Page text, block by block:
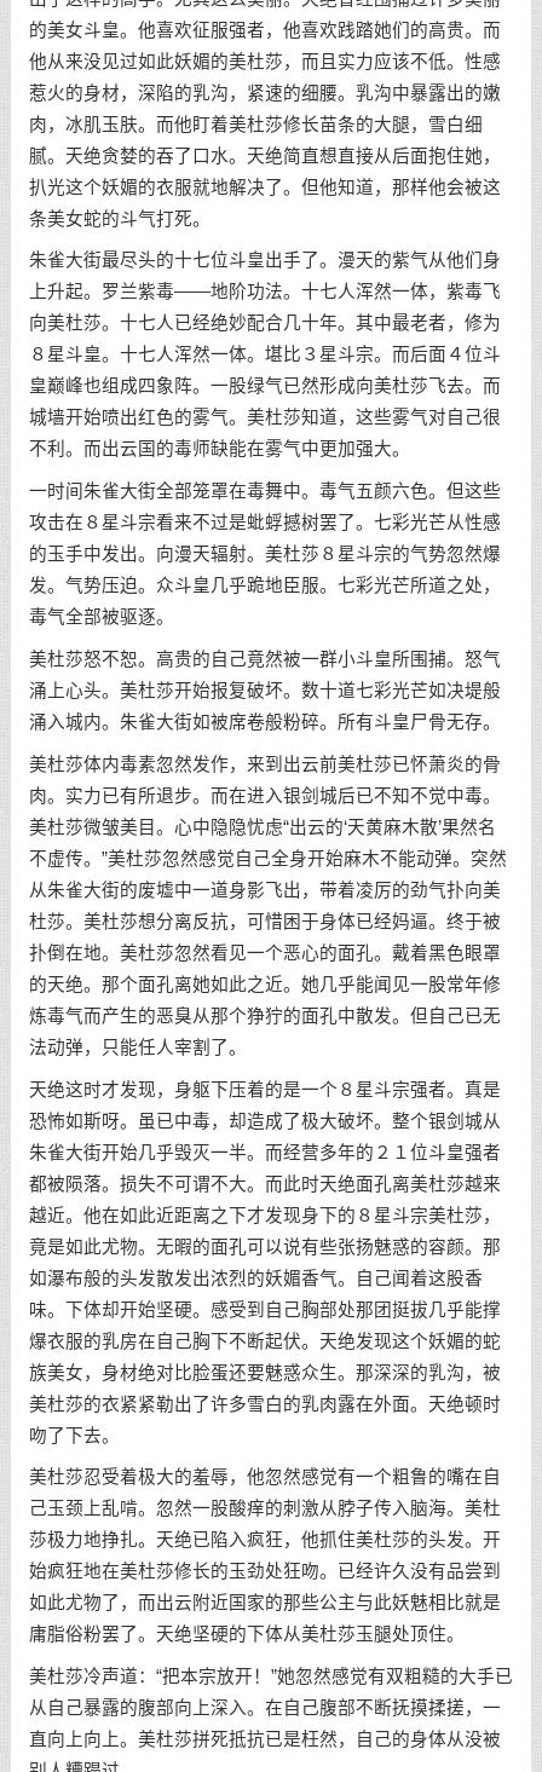
的美女斗皇。他喜欢征服强者，他喜欢践踏她们的高贵。而
他从来没见过如此妖媚的美杜莎，而且实力应该不低。性感
惹火的身材，深陷的乳沟，紧速的细腰。乳沟中暴露出的嫩
肉，冰肌玉肤。而他盯着美杜莎修长苗条的大腿，雪白细
腻。天绝贪婪的吞了口水。天绝简直想直接从后面抱住她，
扒光这个妖媚的衣服就地解决了。但他知道，那样他会被这
条美女蛇的斗气打死。
朱雀大街最尽头的十七位斗皇出手了。漫天的紫气从他们身
上升起。罗兰紫毒——地阶功法。十七人浑然一体，紫毒飞
向美杜莎。十七人已经绝妙配合几十年。其中最老者，修为
８星斗皇。十七人浑然一体。堪比３星斗宗。而后面４位斗
皇巅峰也组成四象阵。一股绿气已然形成向美杜莎飞去。而
城墙开始喷出红色的雾气。美杜莎知道，这些雾气对自己很
不利。而出云国的毒师缺能在雾气中更加强大。
一时间朱雀大街全部笼罩在毒舞中。毒气五颜六色。但这些
攻击在８星斗宗看来不过是蚍蜉撼树罢了。七彩光芒从性感
的玉手中发出。向漫天辐射。美杜莎８星斗宗的气势忽然爆
发。气势压迫。众斗皇几乎跪地臣服。七彩光芒所道之处，
毒气全部被驱逐。
美杜莎怒不恕。高贵的自己竟然被一群小斗皇所围捕。怒气
涌上心头。美杜莎开始报复破坏。数十道七彩光芒如决堤般
涌入城内。朱雀大街如被席卷般粉碎。所有斗皇尸骨无存。
美杜莎体内毒素忽然发作，来到出云前美杜莎已怀萧炎的骨
肉。实力已有所退步。而在进入银剑城后已不知不觉中毒。
美杜莎微皱美目。心中隐隐忧虑“出云的‘天黄麻木散’果然名
不虚传。”美杜莎忽然感觉自己全身开始麻木不能动弹。突然
从朱雀大街的废墟中一道身影飞出，带着凌厉的劲气扑向美
杜莎。美杜莎想分离反抗，可惜困于身体已经妈逼。终于被
扑倒在地。美杜莎忽然看见一个恶心的面孔。戴着黑色眼罩
的天绝。那个面孔离她如此之近。她几乎能闻见一股常年修
炼毒气而产生的恶臭从那个狰狞的面孔中散发。但自己已无
法动弹，只能任人宰割了。
天绝这时才发现，身躯下压着的是一个８星斗宗强者。真是
恐怖如斯呀。虽已中毒，却造成了极大破坏。整个银剑城从
朱雀大街开始几乎毁灭一半。而经营多年的２１位斗皇强者
都被陨落。损失不可谓不大。而此时天绝面孔离美杜莎越来
越近。他在如此近距离之下才发现身下的８星斗宗美杜莎，
竟是如此尤物。无暇的面孔可以说有些张扬魅惑的容颜。那
如瀑布般的头发散发出浓烈的妖媚香气。自己闻着这股香
味。下体却开始坚硬。感受到自己胸部处那团挺拔几乎能撑
爆衣服的乳房在自己胸下不断起伏。天绝发现这个妖媚的蛇
族美女，身材绝对比脸蛋还要魅惑众生。那深深的乳沟，被
美杜莎的衣紧紧勒出了许多雪白的乳肉露在外面。天绝顿时
吻了下去。
美杜莎忍受着极大的羞辱，他忽然感觉有一个粗鲁的嘴在自
己玉颈上乱啃。忽然一股酸痒的刺激从脖子传入脑海。美杜
莎极力地挣扎。天绝已陷入疯狂，他抓住美杜莎的头发。开
始疯狂地在美杜莎修长的玉劲处狂吻。已经许久没有品尝到
如此尤物了，而出云附近国家的那些公主与此妖魅相比就是
庸脂俗粉罢了。天绝坚硬的下体从美杜莎玉腿处顶住。
美杜莎冷声道：“把本宗放开！”她忽然感觉有双粗糙的大手已
从自己暴露的腹部向上深入。在自己腹部不断抚摸揉搓，一
直向上向上。美杜莎拼死抵抗已是枉然，自己的身体从没被